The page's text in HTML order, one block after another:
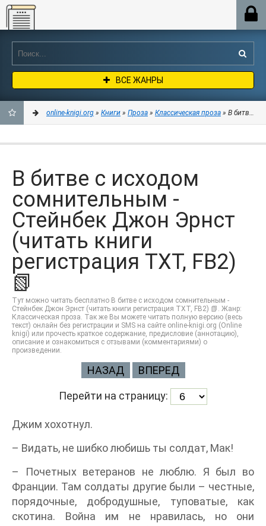
Online-knigi.org
ВСЕ ЖАНРЫ
ЗАКЛАДКИ
online-knigi.org » Книги » Проза » Классическая проза » В битве с
В битве с исходом
сомнительным -
Стейнбек Джон Эрнст
(читать книги
регистрация TXT, FB2)
📗
Тут можно читать бесплатно В битве с исходом сомнительным -
Стейнбек Джон Эрнст (читать книги регистрация TXT, FB2) 📗. Жанр:
Классическая проза. Так же Вы можете читать полную версию (весь
текст) онлайн без регистрации и SMS на сайте online-knigi.org (Online
knigi) или прочесть краткое содержание, предисловие (аннотацию),
описание и ознакомиться с отзывами (комментариями) о
произведении.
НАЗАД ВПЕРЕД
Перейти на страницу:
Джим хохотнул.
– Видать, не шибко любишь ты солдат, Мак!
– Почетных ветеранов не люблю. Я был во
Франции. Там солдаты другие были – честные,
порядочные, добродушные, туповатые, как
скотина. Война им не нравилась, но они